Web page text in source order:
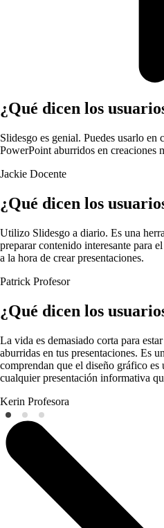
¿Qué dicen los
Slidesgo es genial. Puedes usarlo en
PowerPoint aburridos en creaciones
Jackie Docente
¿Qué dicen los
Utilizo Slidesgo a diario. Es una
preparar contenido interesante para
a la hora de crear presentaciones.
Patrick Profesor
¿Qué dicen los
La vida es demasiado corta para
aburridas en tus presentaciones. Es
comprendan que el diseño gráfico es
cualquier presentación informativa
Kerin Profesora